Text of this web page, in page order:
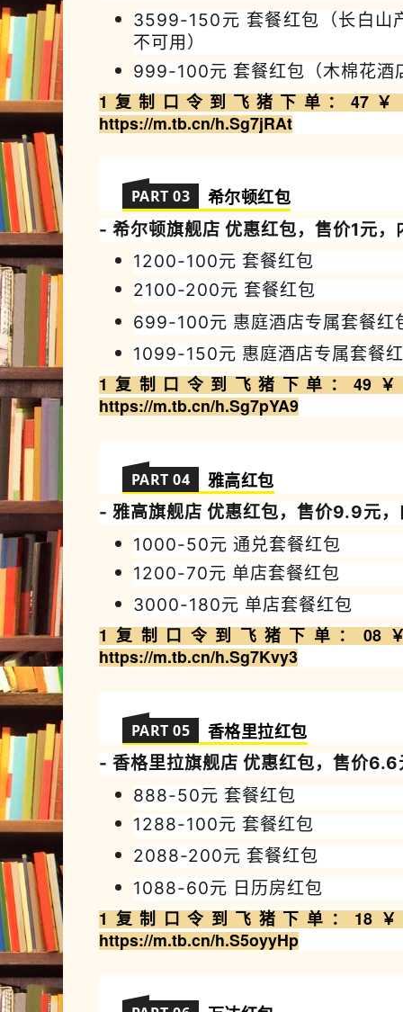
3599-150元 套餐红包（长白山
不可用）
999-100元 套餐红包（木棉花酒
1复制口令到飞猪下单：47￥
https://m.tb.cn/h.Sg7jRAt
PART 03 希尔顿红包
- 希尔顿旗舰店 优惠红包，售价1元，
1200-100元 套餐红包
2100-200元 套餐红包
699-100元 惠庭酒店专属套餐红
1099-150元 惠庭酒店专属套餐
1复制口令到飞猪下单：49￥
https://m.tb.cn/h.Sg7pYA9
PART 04 雅高红包
- 雅高旗舰店 优惠红包，售价9.9元，
1000-50元 通兑套餐红包
1200-70元 单店套餐红包
3000-180元 单店套餐红包
1复制口令到飞猪下单：08
https://m.tb.cn/h.Sg7Kvy3
PART 05 香格里拉红包
- 香格里拉旗舰店 优惠红包，售价6.6
888-50元 套餐红包
1288-100元 套餐红包
2088-200元 套餐红包
1088-60元 日历房红包
1复制口令到飞猪下单：18￥
https://m.tb.cn/h.S5oyyHp